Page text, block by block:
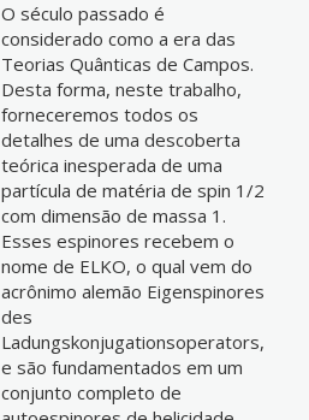
O século passado é
considerado como a era das
Teorias Quânticas de Campos.
Desta forma, neste trabalho,
forneceremos todos os
detalhes de uma descoberta
teórica inesperada de uma
partícula de matéria de spin 1/2
com dimensão de massa 1.
Esses espinores recebem o
nome de ELKO, o qual vem do
acrônimo alemão Eigenspinores
des
Ladungskonjugationsoperators,
e são fundamentados em um
conjunto completo de